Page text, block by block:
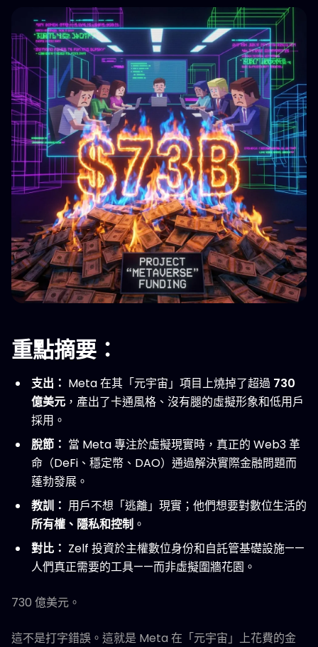
重點摘要：
支出： Meta 在其「元宇宙」項目上燒掉了超過 730
億美元 ，產出了卡通風格、沒有腿的虛擬形象和低用戶
採用。
脫節： 當 Meta 專注於虛擬現實時，真正的 Web3 革
命（DeFi、穩定幣、DAO）通過解決實際金融問題而
蓬勃發展。
教訓： 用戶不想「逃離」現實；他們想要對數位生活的
所有權、隱私和控制 。
對比： Zelf 投資於主權數位身份和自託管基礎設施——
人們真正需要的工具——而非虛擬圍牆花園。
730 億美元。
這不是打字錯誤。這就是 Meta 在「元宇宙」上花費的金